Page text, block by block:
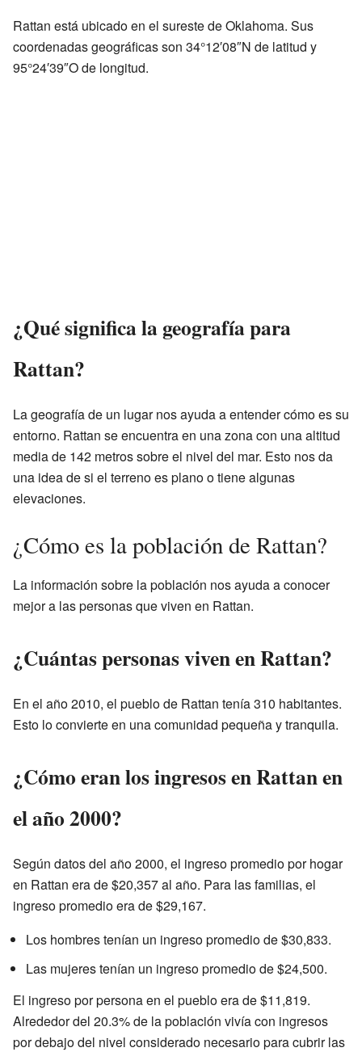
Rattan está ubicado en el sureste de Oklahoma. Sus
coordenadas geográficas son 34°12′08″N de latitud y
95°24′39″O de longitud.
¿Qué significa la geografía para
Rattan?
La geografía de un lugar nos ayuda a entender cómo es su
entorno. Rattan se encuentra en una zona con una altitud
media de 142 metros sobre el nivel del mar. Esto nos da
una idea de si el terreno es plano o tiene algunas
elevaciones.
¿Cómo es la población de Rattan?
La información sobre la población nos ayuda a conocer
mejor a las personas que viven en Rattan.
¿Cuántas personas viven en Rattan?
En el año 2010, el pueblo de Rattan tenía 310 habitantes.
Esto lo convierte en una comunidad pequeña y tranquila.
¿Cómo eran los ingresos en Rattan en
el año 2000?
Según datos del año 2000, el ingreso promedio por hogar
en Rattan era de $20,357 al año. Para las familias, el
ingreso promedio era de $29,167.
Los hombres tenían un ingreso promedio de $30,833.
Las mujeres tenían un ingreso promedio de $24,500.
El ingreso por persona en el pueblo era de $11,819.
Alrededor del 20.3% de la población vivía con ingresos
por debajo del nivel considerado necesario para cubrir las